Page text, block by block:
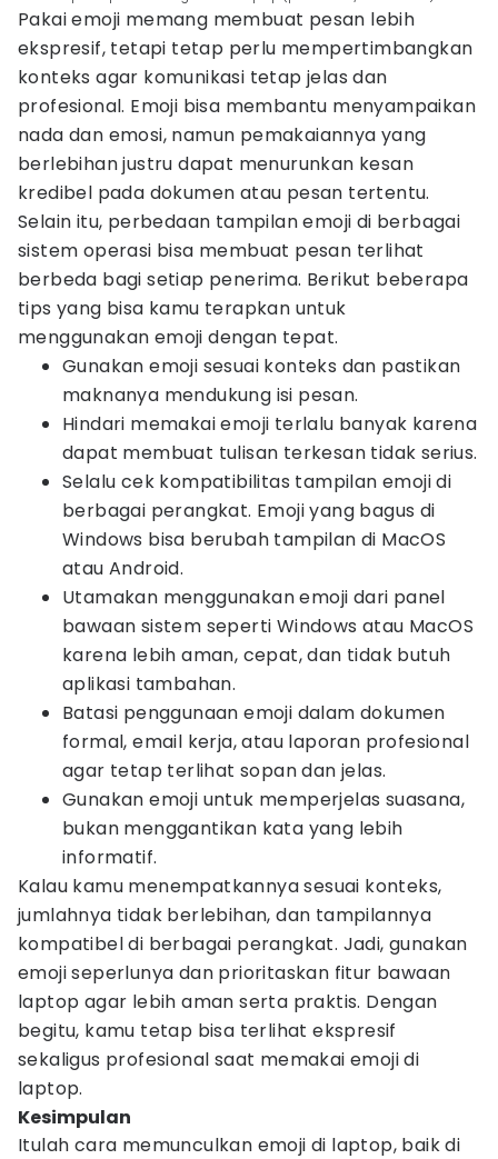
Pakai emoji memang membuat pesan lebih
ekspresif, tetapi tetap perlu mempertimbangkan
konteks agar komunikasi tetap jelas dan
profesional. Emoji bisa membantu menyampaikan
nada dan emosi, namun pemakaiannya yang
berlebihan justru dapat menurunkan kesan
kredibel pada dokumen atau pesan tertentu.
Selain itu, perbedaan tampilan emoji di berbagai
sistem operasi bisa membuat pesan terlihat
berbeda bagi setiap penerima. Berikut beberapa
tips yang bisa kamu terapkan untuk
menggunakan emoji dengan tepat.
Gunakan emoji sesuai konteks dan pastikan
maknanya mendukung isi pesan.
Hindari memakai emoji terlalu banyak karena
dapat membuat tulisan terkesan tidak serius.
Selalu cek kompatibilitas tampilan emoji di
berbagai perangkat. Emoji yang bagus di
Windows bisa berubah tampilan di MacOS
atau Android.
Utamakan menggunakan emoji dari panel
bawaan sistem seperti Windows atau MacOS
karena lebih aman, cepat, dan tidak butuh
aplikasi tambahan.
Batasi penggunaan emoji dalam dokumen
formal, email kerja, atau laporan profesional
agar tetap terlihat sopan dan jelas.
Gunakan emoji untuk memperjelas suasana,
bukan menggantikan kata yang lebih
informatif.
Kalau kamu menempatkannya sesuai konteks,
jumlahnya tidak berlebihan, dan tampilannya
kompatibel di berbagai perangkat. Jadi, gunakan
emoji seperlunya dan prioritaskan fitur bawaan
laptop agar lebih aman serta praktis. Dengan
begitu, kamu tetap bisa terlihat ekspresif
sekaligus profesional saat memakai emoji di
laptop.
Kesimpulan
Itulah cara memunculkan emoji di laptop, baik di